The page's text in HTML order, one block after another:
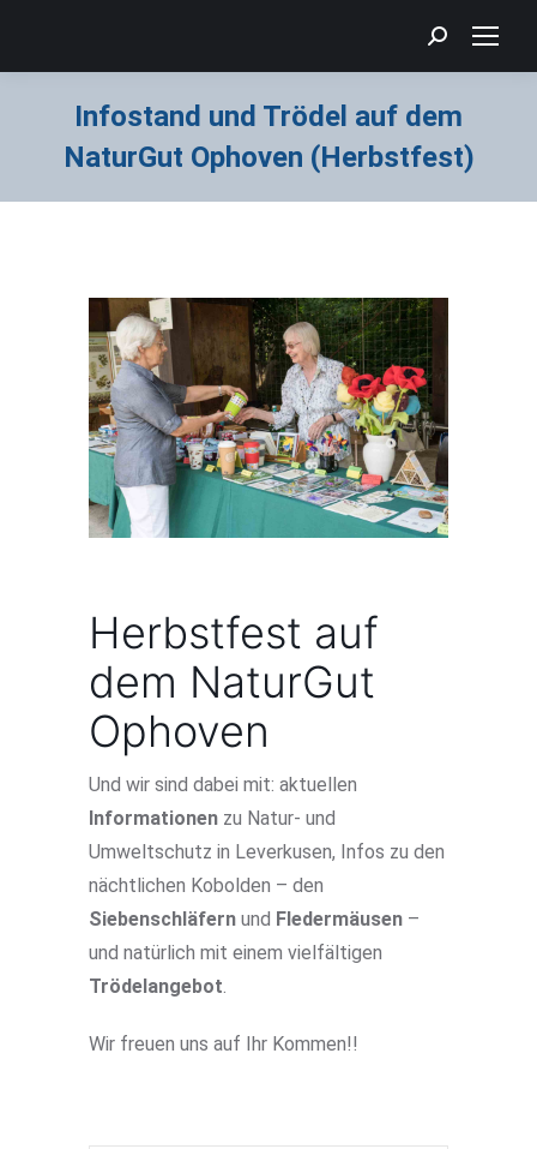
Search:
Infostand und Trödel auf dem
NaturGut Ophoven (Herbstfest)
Herbstfest auf
dem NaturGut
Ophoven
Und wir sind dabei mit: aktuellen
Informationen zu Natur- und
Umweltschutz in Leverkusen, Infos zu den
nächtlichen Kobolden – den
Siebenschläfern und Fledermäusen –
und natürlich mit einem vielfältigen
Trödelangebot.
Wir freuen uns auf Ihr Kommen!!